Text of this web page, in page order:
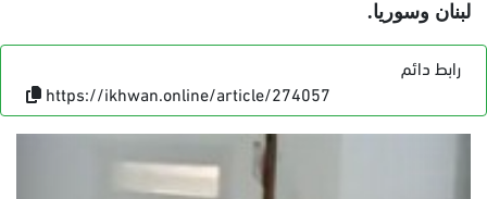
لبنان وسوريا.
رابط دائم
https://ikhwan.online/article/274057